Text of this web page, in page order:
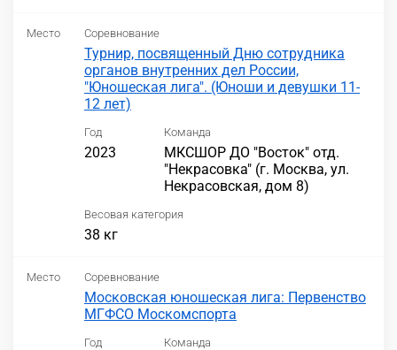
Место Соревнование
Турнир, посвященный Дню сотрудника
органов внутренних дел России,
"Юношеская лига". (Юноши и девушки 11-
12 лет)
Год
2023
Команда
МКСШОР ДО "Восток" отд.
"Некрасовка" (г. Москва, ул.
Некрасовская, дом 8)
Весовая категория
38 кг
Место Соревнование
Московская юношеская лига: Первенство
МГФСО Москомспорта
Год Команда